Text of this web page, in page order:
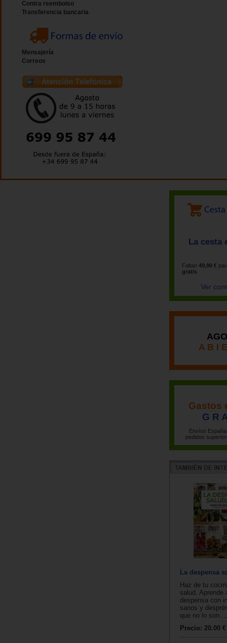
Contra reembolso
Transferencia bancaria
Mensajería
Correos
La cesta
Faltan 49,90 €
gratis
Ver
A B I
Gastos
G R
Envíos
pedidos
La despensa
Haz de tu
salud. Aprende
despensa con
sanos y
que no lo son....
Precio: 20.00 €